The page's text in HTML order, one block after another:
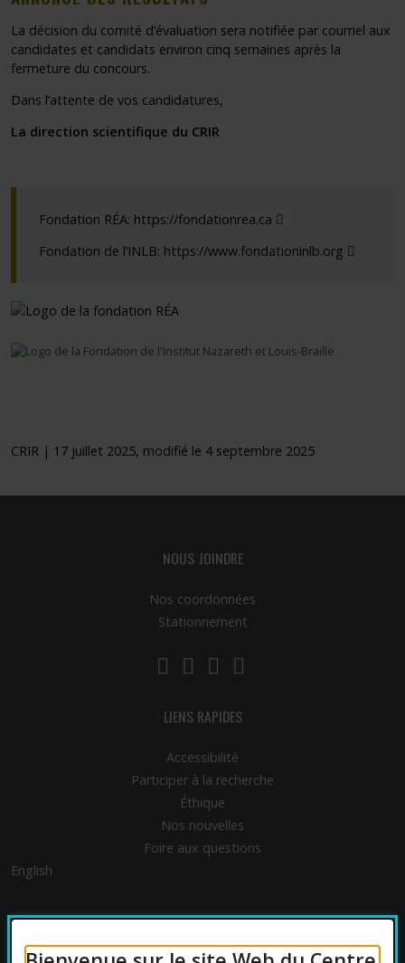
La décision du comité d’évaluation sera notifiée par courriel aux
candidates et candidats environ cinq semaines après la
fermeture du concours.
Dans l’attente de vos candidatures,
La direction scientifique du CRIR
Fondation RÉA: https://fondationrea.ca
Fondation de l’INLB: https://www.fondationinlb.org
CRIR | 17 juillet 2025, modifié le 4 septembre 2025
NOUS JOINDRE
Nos coordonnées
Stationnement
LinkedIn
YouTube
Twitter
LIENS RAPIDES
Accessibilité
Participer à la recherche
Éthique
Nos nouvelles
Foire aux questions
English